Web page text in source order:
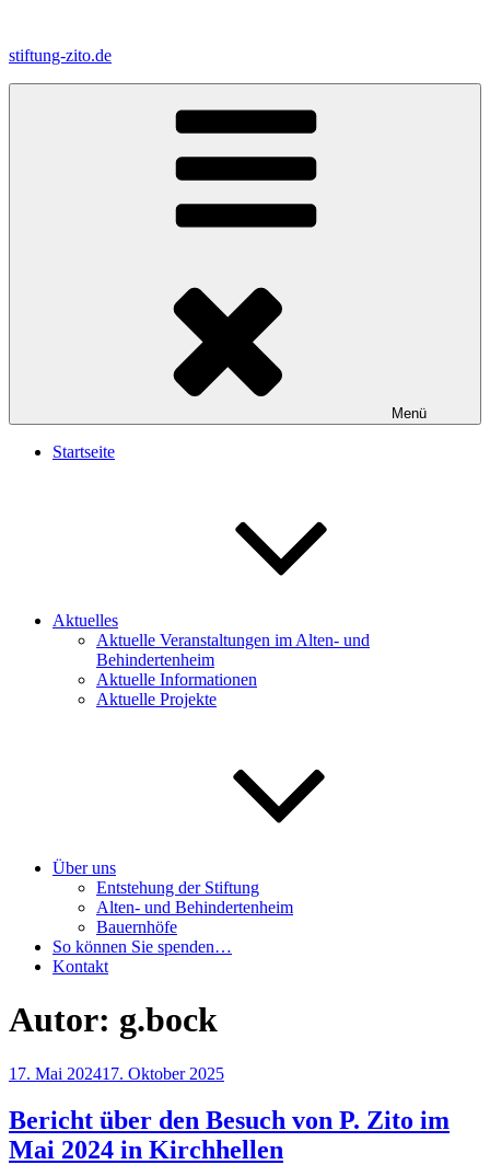
springen
stiftung-zito.de
Menü
Startseite
Aktuelles
Aktuelle Veranstaltungen im Alten- und
Behindertenheim
Aktuelle Informationen
Aktuelle Projekte
Über uns
Entstehung der Stiftung
Alten- und Behindertenheim
Bauernhöfe
So können Sie spenden…
Kontakt
Autor: g.bock
Veröffentlicht
17. Mai 202417. Oktober 2025
Bericht über den Besuch von P. Zito im
Mai 2024 in Kirchhellen